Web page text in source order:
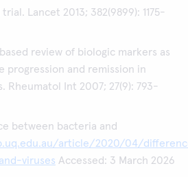
Lancet 2013; 382(9899): 1175-
review of biologic markers as
progression and remission in
Rheumatol Int 2007; 27(9): 793-
between bacteria and
article/2020/04/
viruses Accessed: 3 March 2026